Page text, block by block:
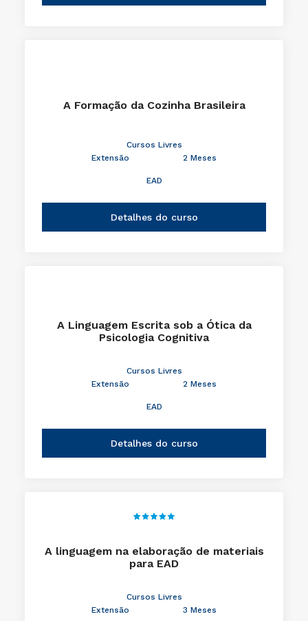
A Formação da Cozinha Brasileira
Cursos Livres
Extensão
2 Meses
EAD
Detalhes do curso
A Linguagem Escrita sob a Ótica da
Psicologia Cognitiva
Cursos Livres
Extensão
2 Meses
EAD
Detalhes do curso
A linguagem na elaboração de materiais
para EAD
Cursos Livres
Extensão
3 Meses